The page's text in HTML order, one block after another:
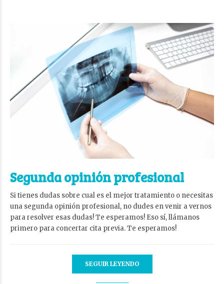
Segunda opinión profesional
Si tienes dudas sobre cual es el mejor tratamiento o necesitas
una segunda opinión profesional, no dudes en venir a vernos
para resolver esas dudas! Te esperamos! Eso sí, llámanos
primero para concertar cita previa. Te esperamos!
SEGUIR LEYENDO